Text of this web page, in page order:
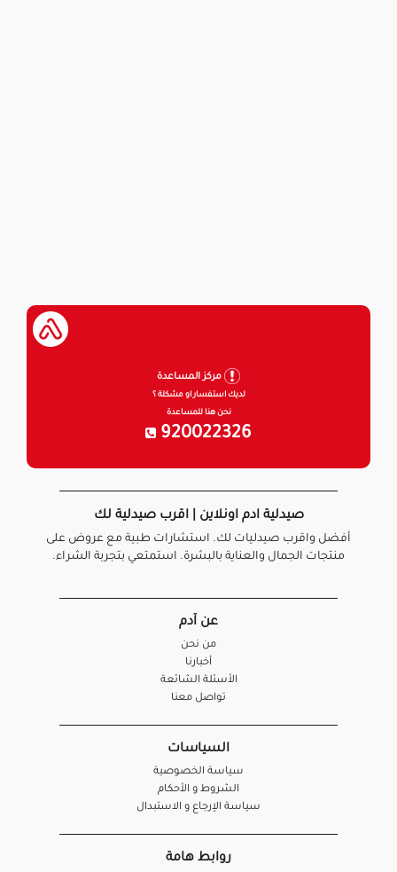
مركز المساعدة
لديك استفسار او مشكلة ؟
نحن هنا للمساعدة
920022326
صيدلية ادم اونلاين | اقرب صيدلية لك
أفضل واقرب صيدليات لك. استشارات طبية مع عروض على
منتجات الجمال والعناية بالبشرة. استمتعي بتجربة الشراء.
عن آدم
من نحن
أخبارنا
الأسئلة الشائعة
تواصل معنا
السياسات
سياسة الخصوصية
الشروط و الأحكام
سياسة الإرجاع و الاستبدال
روابط هامة